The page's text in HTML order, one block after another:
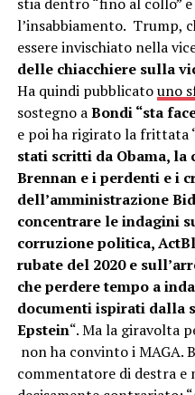
l’insabbiamento. Trump,
essere invischiato nella
delle chiacchiere sulla
Ha quindi pubblicatouno
sostegno aBondi “sta
e poi ha rigirato la frittata
stati scritti da Obama, la
Brennan e i perdenti e i
dell’amministrazione
concentrare le indagini
corruzione politica,
rubate del 2020 e
che perdere tempo a
documenti ispirati dalla
Epstein“. Ma la giravolta
non ha convinto i MAGA.
commentatore di destra